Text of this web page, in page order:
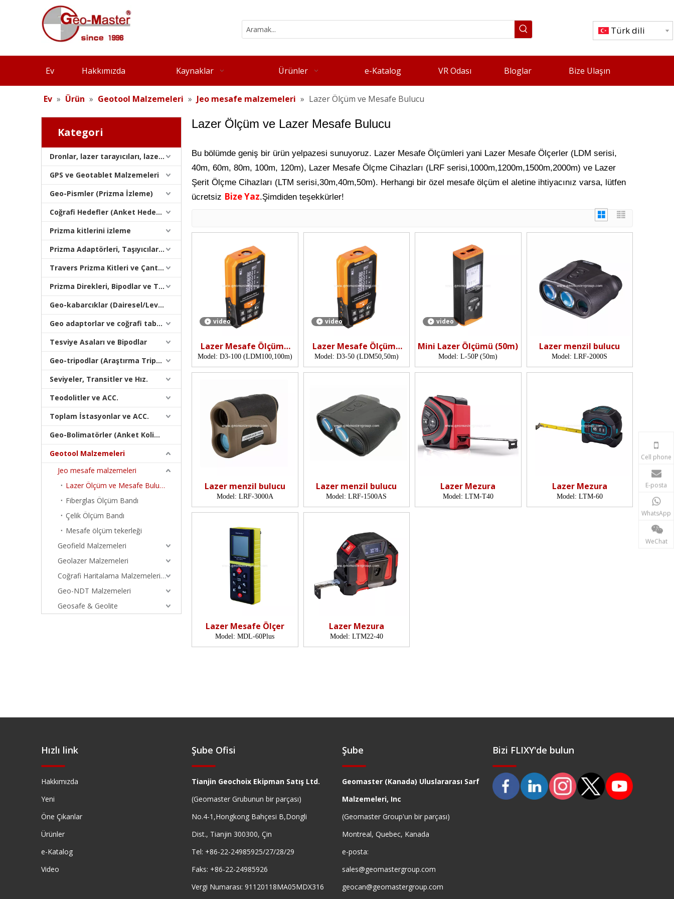
Türk dili
Ev Hakkımızda Kaynaklar Ürünler e-Katalog VR Odası Bloglar Bize Ulaşın
Ev » Ürün » Geotool Malzemeleri » Jeo mesafe malzemeleri » Lazer Ölçüm ve Mesafe Bulucu
Kategori
Dronlar, lazer tarayıcıları, lazer izleyicileri ve slams
GPS ve Geotablet Malzemeleri
Geo-Pismler (Prizma İzleme)
Coğrafi Hedefler (Anket Hedefleri)
Prizma kitlerini izleme
Prizma Adaptörleri, Taşıyıcılar ve Tribrachlar
Travers Prizma Kitleri ve Çantaları
Prizma Direkleri, Bipodlar ve Tripodlar
Geo-kabarcıklar (Dairesel/Levha/Çubuk)
Geo adaptorlar ve coğrafi tabanlar
Tesviye Asaları ve Bipodlar
Geo-tripodlar (Araştırma Tripodları)
Seviyeler, Transitler ve Hız.
Teodolitler ve ACC.
Toplam İstasyonlar ve ACC.
Geo-Bolimatörler (Anket Kolimatörleri)
Geotool Malzemeleri
Jeo mesafe malzemeleri
Lazer Ölçüm ve Mesafe Bulucu
Fiberglas Ölçüm Bandı
Çelik Ölçüm Bandı
Mesafe ölçüm tekerleği
Geofield Malzemeleri
Geolazer Malzemeleri
Coğrafi Haritalama Malzemeleri (Öğretim Malzemeleri)
Geo-NDT Malzemeleri
Geosafe & Geolite
Lazer Ölçüm ve Lazer Mesafe Bulucu
Bu bölümde geniş bir ürün yelpazesi sunuyoruz. Lazer Mesafe Ölçümleri yani Lazer Mesafe Ölçerler (LDM serisi,
40m, 60m, 80m, 100m, 120m), Lazer Mesafe Ölçme Cihazları (LRF serisi,1000m,1200m,1500m,2000m) ve Lazer
Şerit Ölçme Cihazları (LTM serisi,30m,40m,50m). Herhangi bir özel mesafe ölçüm el aletine ihtiyacınız varsa, lütfen
ücretsiz Bize Yaz.Şimdiden teşekkürler!
video
Lazer Mesafe Ölçümü
(100m)
Model: D3-100 (LDM100,100m)
video
Lazer Mesafe Ölçümü
(50m)
Model: D3-50 (LDM50,50m)
video
Mini Lazer Ölçümü (50m)
Model: L-50P (50m)
Lazer menzil bulucu
Model: LRF-2000S
Lazer menzil bulucu
Model: LRF-3000A
Lazer menzil bulucu
Model: LRF-1500AS
Lazer Mezura
Model: LTM-T40
Lazer Mezura
Model: LTM-60
Lazer Mesafe Ölçer
Model: MDL-60Plus
Lazer Mezura
Model: LTM22-40
Hızlı link
Hakkımızda
Yeni
Öne Çıkanlar
Ürünler
e-Katalog
Video
Cell phone
E-posta
WhatsApp
WeChat
Şube Ofisi
Tianjin Geochoix Ekipman Satış Ltd.
(Geomaster Grubunun bir parçası)
No.4-1,Hongkong Bahçesi B,Dongli
Dist., Tianjin 300300, Çin
Tel: +86-22-24985925/27/28/29
Faks: +86-22-24985926
Vergi Numarası: 91120118MA05MDX316
Şube
Geomaster (Kanada) Uluslararası Sarf
Malzemeleri, Inc
(Geomaster Group'un bir parçası)
Montreal, Quebec, Kanada
e-posta:
sales@geomastergroup.com
geocan@geomastergroup.com
Bizi FLIXY'de bulun